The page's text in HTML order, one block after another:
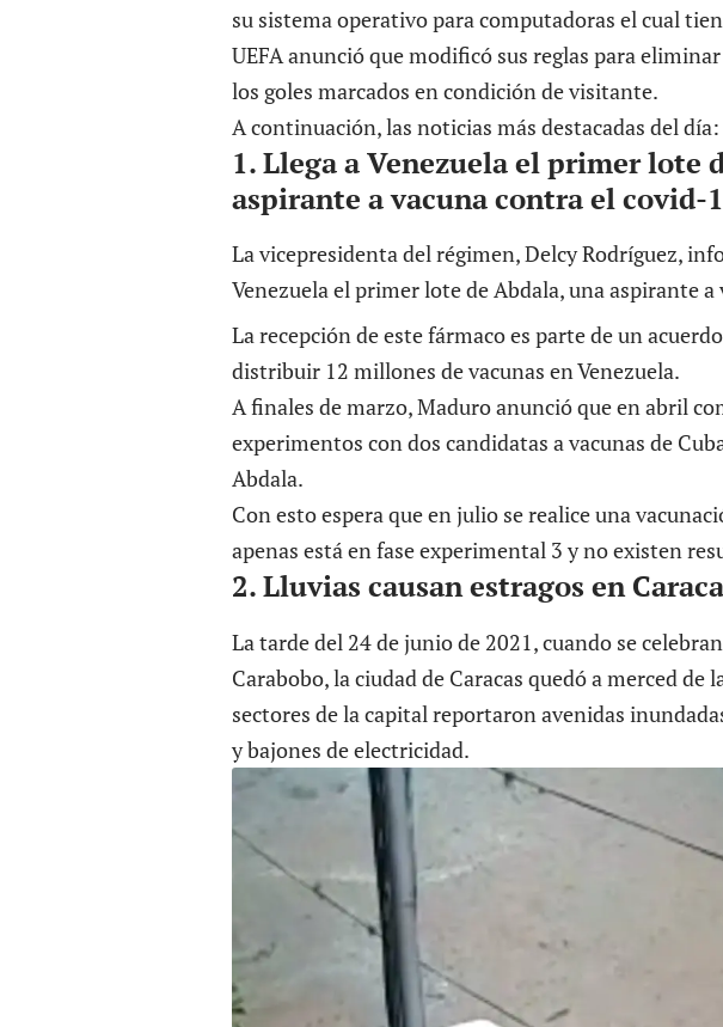
su sistema operativo para computadoras el cual
UEFA anunció que modificó sus reglas para
los goles marcados en condición de visitante.
A continuación, las noticias más destacadas del día:
1. Llega a Venezuela el primer lote
aspirante a vacuna contra el covid-
La vicepresidenta del régimen, Delcy Rodríguez,
Venezuela el primer lote de Abdala, una aspirante
La recepción de este fármaco es parte de un
distribuir 12 millones de vacunas en Venezuela.
A finales de marzo, Maduro anunció que en abril
experimentos con dos candidatas a vacunas de
Abdala.
Con esto espera que en julio se realice una
apenas está en fase experimental 3 y no existen
2. Lluvias causan estragos en
La tarde del 24 de junio de 2021, cuando se
Carabobo, la ciudad de Caracas quedó a merced
sectores de la capital reportaron avenidas
y bajones de electricidad.